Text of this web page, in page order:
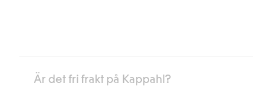
Är det fri frakt på Kappahl?